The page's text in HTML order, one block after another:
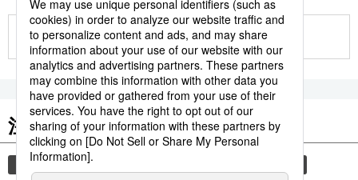
もっと見る
注目のキーワード
共同通信ニュース